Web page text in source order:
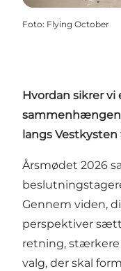
Foto: Flying October
Hvordan sikrer
langs
Årsmødet 2026
Gennem viden,
perspektiver
retning, stærkere
valg, der skal